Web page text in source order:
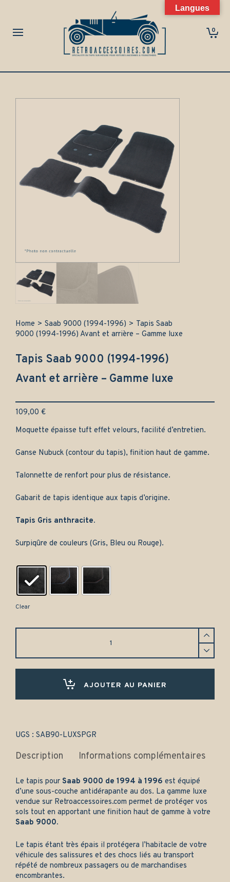
0
Home > Saab 9000 (1994-1996) > Tapis Saab
9000 (1994-1996) Avant et arrière – Gamme luxe
Tapis Saab 9000 (1994-1996)
Avant et arrière – Gamme luxe
109,00 €
Moquette épaisse tuft effet velours, facilité d’entretien.
Ganse Nubuck (contour du tapis), finition haut de gamme.
Talonnette de renfort pour plus de résistance.
Gabarit de tapis identique aux tapis d’origine.
Tapis Gris anthracite.
Surpiqûre de couleurs (Gris, Bleu ou Rouge).
Clear
luxe
AJOUTER AU PANIER
UGS : SAB90-LUXSPGR
Description Informations complémentaires
Le tapis pour Saab 9000 de 1994 à 1996 est équipé
d’une sous-couche antidérapante au dos. La gamme luxe
vendue sur Retroaccessoires.com permet de protéger vos
sols tout en apportant une finition haut de gamme à votre
Saab 9000.
Le tapis étant très épais il protégera l’habitacle de votre
véhicule des salissures et des chocs liés au transport
répété de nombreux passagers ou de marchandises
encombrantes.
Langues